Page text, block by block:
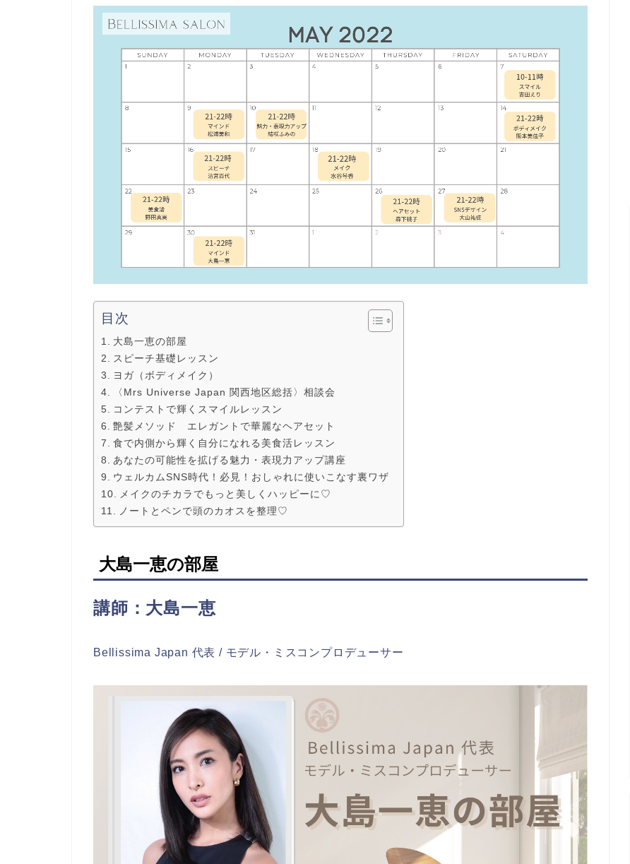
目次
大島一恵の部屋
スピーチ基礎レッスン
ヨガ（ボディメイク）
〈Mrs Universe Japan 関西地区総括〉相談会
コンテストで輝くスマイルレッスン
艶髪メソッド エレガントで華麗なヘアセット
食で内側から輝く自分になれる美食活レッスン
あなたの可能性を拡げる魅力・表現力アップ講座
ウェルカムSNS時代！必見！おしゃれに使いこなす裏ワザ
メイクのチカラでもっと美しくハッピーに♡
ノートとペンで頭のカオスを整理♡
大島一恵の部屋
講師：大島一恵
Bellissima Japan 代表 / モデル・ミスコンプロデューサー